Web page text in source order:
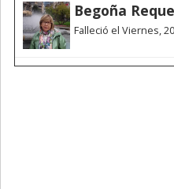
Begoña
Falleció el Viernes,